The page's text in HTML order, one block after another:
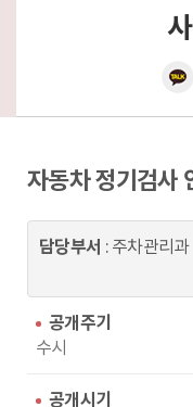
메
인
이
동
자동차 정기검사
담당부서 : 주차관리과
공개주기
수시
공개시기